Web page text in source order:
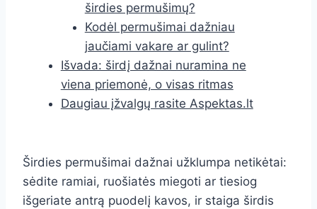
širdies permušimų?
Kodėl permušimai dažniau
jaučiami vakare ar gulint?
Išvada: širdį dažnai nuramina ne
viena priemonė, o visas ritmas
Daugiau įžvalgų rasite Aspektas.lt
Širdies permušimai dažnai užklumpa netikėtai:
sėdite ramiai, ruošiatės miegoti ar tiesiog
išgeriate antrą puodelį kavos, ir staiga širdis